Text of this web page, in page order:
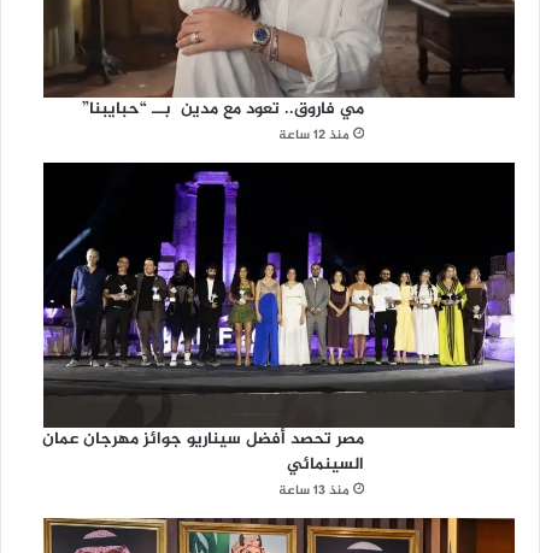
مي فاروق.. تعود مع مدين بــ “حبايبنا”
منذ 12 ساعة
مصر تحصد أفضل سيناريو جوائز مهرجان عمان
السينمائي
منذ 13 ساعة